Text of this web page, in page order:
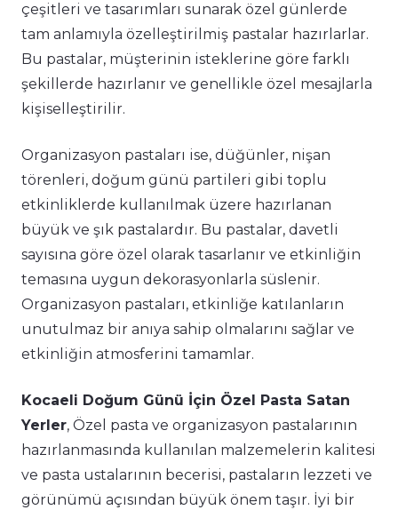
çeşitleri ve tasarımları sunarak özel günlerde
tam anlamıyla özelleştirilmiş pastalar hazırlarlar.
Bu pastalar, müşterinin isteklerine göre farklı
şekillerde hazırlanır ve genellikle özel mesajlarla
kişiselleştirilir.
Organizasyon pastaları ise, düğünler, nişan
törenleri, doğum günü partileri gibi toplu
etkinliklerde kullanılmak üzere hazırlanan
büyük ve şık pastalardır. Bu pastalar, davetli
sayısına göre özel olarak tasarlanır ve etkinliğin
temasına uygun dekorasyonlarla süslenir.
Organizasyon pastaları, etkinliğe katılanların
unutulmaz bir anıya sahip olmalarını sağlar ve
etkinliğin atmosferini tamamlar.
Kocaeli Doğum Günü İçin Özel Pasta Satan
Yerler, Özel pasta ve organizasyon pastalarının
hazırlanmasında kullanılan malzemelerin kalitesi
ve pasta ustalarının becerisi, pastaların lezzeti ve
görünümü açısından büyük önem taşır. İyi bir